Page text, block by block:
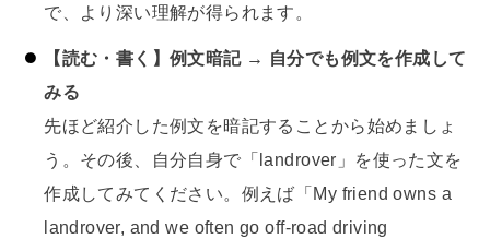
で、より深い理解が得られます。
【読む・書く】例文暗記 → 自分でも例文を作成して
みる
先ほど紹介した例文を暗記することから始めましょ
う。その後、自分自身で「landrover」を使った文を
作成してみてください。例えば「My friend owns a
landrover, and we often go off-road driving